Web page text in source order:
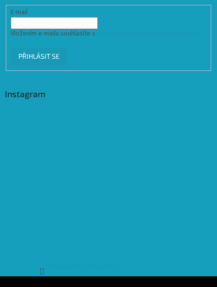
E-mail
Vložením e-mailu souhlasíte s
PŘIHLÁSIT SE
Instagram